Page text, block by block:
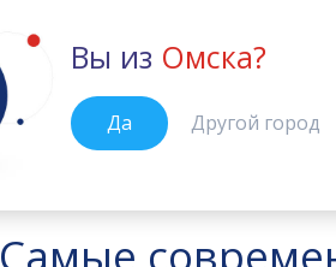
Омск
Вы из Омска?
Да Другой город
Самые